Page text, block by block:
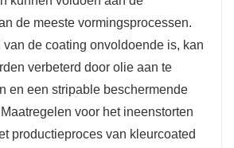
de meeste vormingsprocessen.
de coating onvoldoende is, kan
verbeterd door olie aan te
en een stripable beschermende
voor het ineenstorten
productieproces van kleurcoated